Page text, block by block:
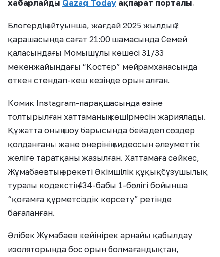
хабарлайды Qazaq Today ақпарат порталы.
Блогердің айтуынша, жағдай 2025 жылдың 2
қарашасында сағат 21:00 шамасында Семей
қаласындағы Момышұлы көшесі 31/33
мекенжайындағы “Костер” мейрамханасында
өткен стендап-кеш кезінде орын алған.
Комик Instagram-парақшасында өзіне
толтырылған хаттаманың көшірмесін жариялады.
Құжатта оның шоу барысында бейәдеп сөздер
қолданғаны және өнерінің видеосын әлеуметтік
желіге таратқаны жазылған. Хаттамаға сәйкес,
Жұмабаевтың әрекеті Әкімшілік құқықбұзушылық
туралы кодекстің 434-бабы 1-бөлігі бойынша
“қоғамға құрметсіздік көрсету” ретінде
бағаланған.
Әлібек Жұмабаев кейінірек арнайы қабылдау
изоляторында бос орын болмағандықтан,